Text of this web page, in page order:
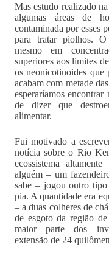
Mas estudo realizado
algumas áreas de
contaminada por esses
para tratar piolhos. O
mesmo em
superiores aos limites
os neonicotinoides que
acabam com metade
esperaríamos
de dizer que
alimentar.
Fui motivado a
notícia sobre o Rio
ecossistema
alguém – um
sabe – jogou outro
pia. A quantidade era
– a duas colheres de
de esgoto da região
maior parte dos
extensão de 24